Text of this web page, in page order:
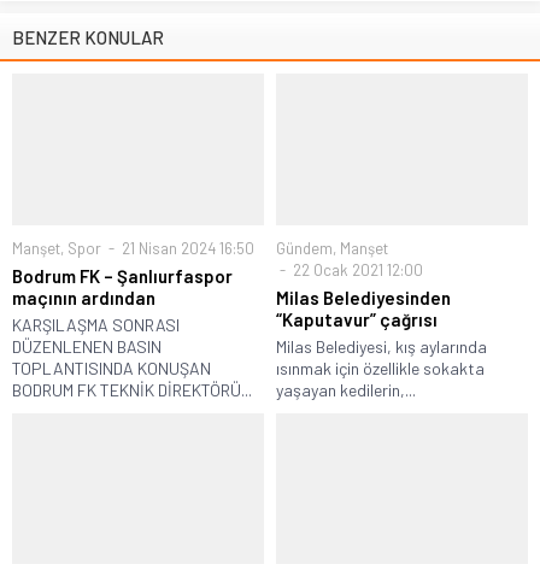
BENZER KONULAR
Manşet, Spor 21 Nisan 2024 16:50
Bodrum FK – Şanlıurfaspor
maçının ardından
KARŞILAŞMA SONRASI
DÜZENLENEN BASIN
TOPLANTISINDA KONUŞAN
BODRUM FK TEKNİK DİREKTÖRÜ...
Gündem, Manşet
22 Ocak 2021 12:00
Milas Belediyesinden
“Kaputavur” çağrısı
Milas Belediyesi, kış aylarında
ısınmak için özellikle sokakta
yaşayan kedilerin,...